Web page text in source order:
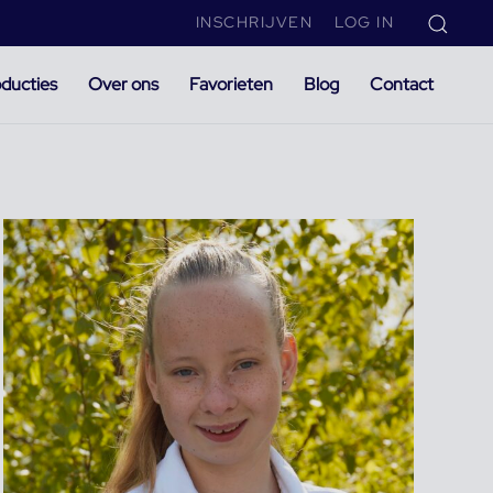
INSCHRIJVEN LOG IN
Over ons Favorieten Blog Contact